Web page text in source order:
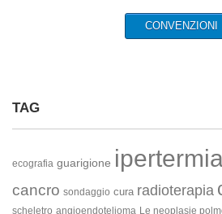
CONVENZIONI
TAG
ecografia guarigione
cancro sondaggio cura radioterapia
scheletro angioendotelioma Le neoplasie